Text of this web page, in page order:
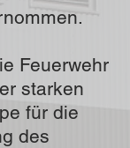
Feuerwehr
starken
für die
des